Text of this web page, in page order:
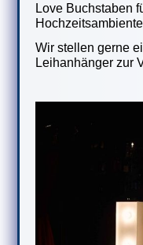
Love Buchstaben
Wir stellen gerne
Leihanhänger zur